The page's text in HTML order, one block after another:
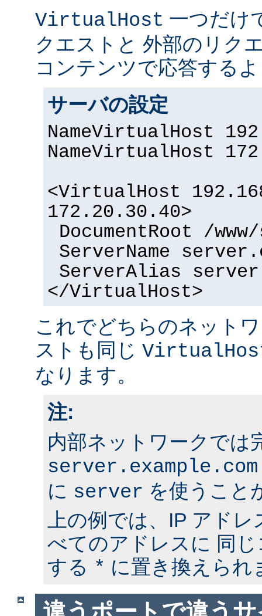
VirtualHost 一つだけ
クエストと 外部のリク
コンテンツで応答する
サーバの設定
NameVirtualHost
NameVirtualHost
<VirtualHost
172.20.30.40>
DocumentRoot /
ServerName
ServerAlias server
</VirtualHost>
これでどちらのネット
ストも同じ
なります。
注:
内部ネットワークでは
server.example.com
に server を使うこと
上の例では、IP アド
べてのアドレスに 同
する * に置き換えられ